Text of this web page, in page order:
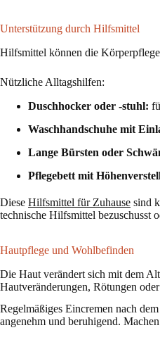
Unterstützung durch Hilfsmittel
Hilfsmittel können die
Nützliche Alltagshilfen:
Duschhocker oder -stuhl:
Waschhandschuhe mit
Lange Bürsten oder
Pflegebett mit
Diese Hilfsmittel für Zuhause sind
technische Hilfsmittel bezuschusst
Hautpflege und Wohlbefinden
Die Haut verändert sich mit dem
Hautveränderungen, Rötungen
Regelmäßiges Eincremen nach
angenehm und beruhigend.